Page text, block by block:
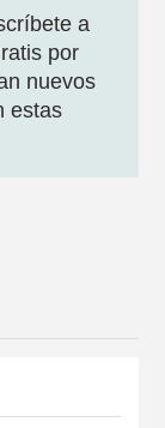
a
por
nuevos
estas